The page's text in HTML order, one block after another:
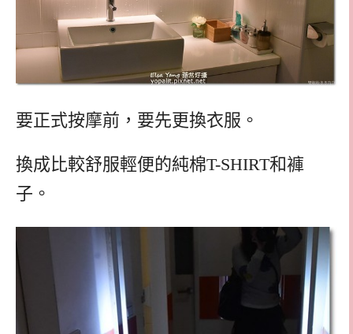
要正式按摩前，要先更換衣服。
換成比較舒服輕便的純棉T-SHIRT和褲
子。